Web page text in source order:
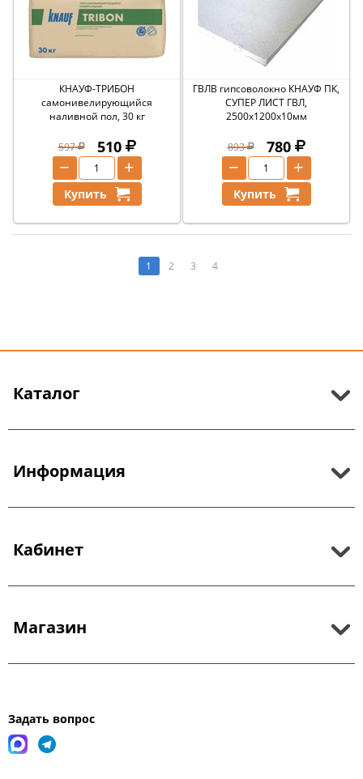
КНАУФ-ТРИБОН
самонивелирующийся
наливной пол, 30 кг
597 510
+
−
Купить
ГВЛВ гипсоволокно КНАУФ ПК,
СУПЕР ЛИСТ ГВЛ,
2500х1200х10мм
893 780
+
−
Купить
1 2 3 4
Каталог
Информация
Кабинет
Магазин
Задать вопрос